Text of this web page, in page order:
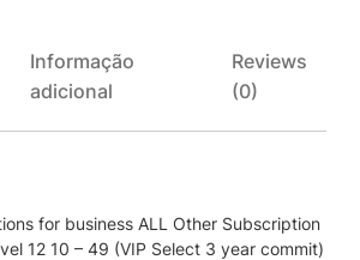
Informação
adicional
Reviews
(0)
for business ALL Other Subscription
12 10 – 49 (VIP Select 3 year commit)